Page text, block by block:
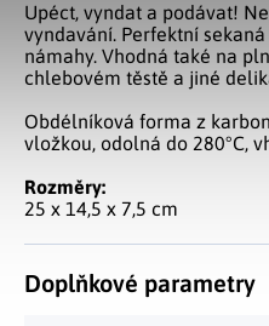
Upéct, vyndat a podávat!
vyndavání. Perfektní
námahy. Vhodná také na
chlebovém těstě a jiné
Obdélníková forma z
vložkou, odolná do 280°C,
Rozměry:
25 x 14,5 x 7,5 cm
Doplňkové parametry